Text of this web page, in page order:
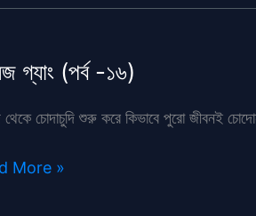
গ্যাং (পর্ব -১৬)
চোদাচুদি শুরু করে কিভাবে পুরো জীবনই
More »